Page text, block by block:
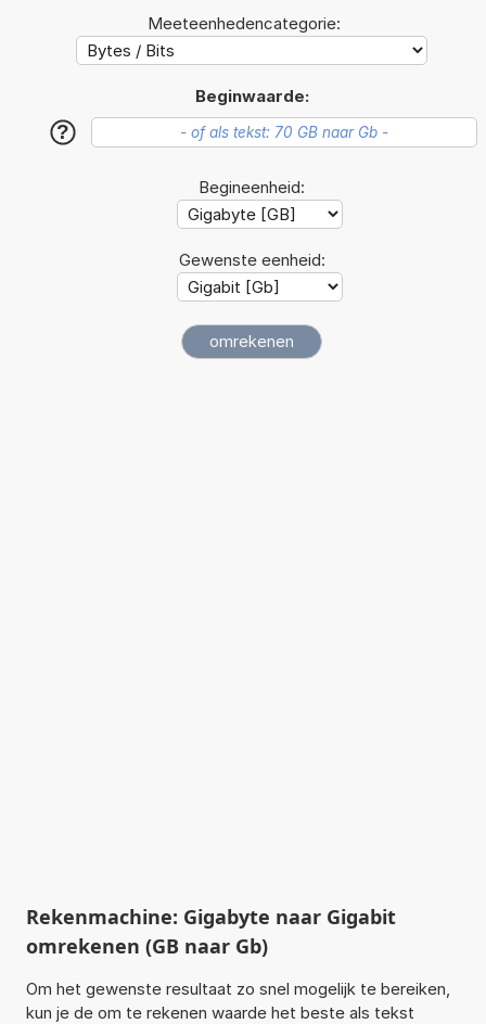
Meeteenhedencategorie:
Beginwaarde:
?
Begineenheid:
Gewenste eenheid:
Rekenmachine: Gigabyte naar Gigabit
omrekenen (GB naar Gb)
Om het gewenste resultaat zo snel mogelijk te bereiken,
kun je de om te rekenen waarde het beste als tekst